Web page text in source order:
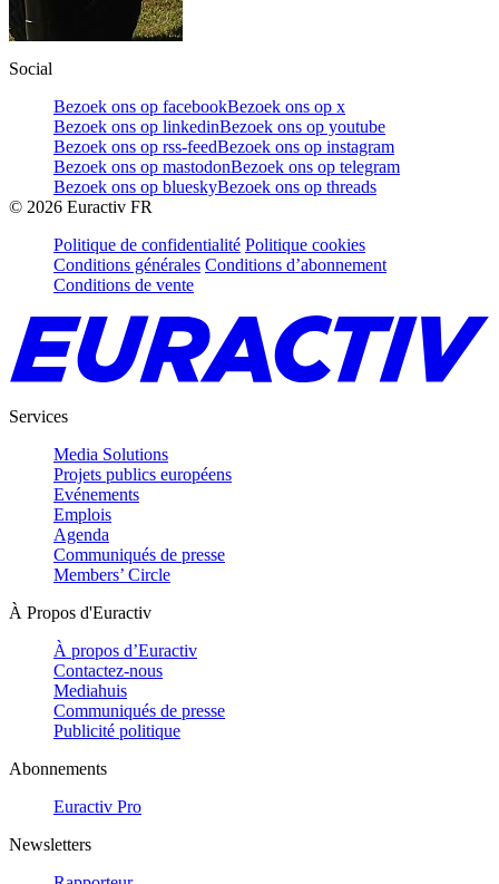
Social
Bezoek ons op facebookBezoek ons op x
Bezoek ons op linkedinBezoek ons op youtube
Bezoek ons op rss-feedBezoek ons op instagram
Bezoek ons op mastodonBezoek ons op telegram
Bezoek ons op blueskyBezoek ons op threads
© 2026 Euractiv FR
Politique de confidentialité Politique cookies
Conditions générales Conditions d’abonnement
Conditions de vente
Services
Media Solutions
Projets publics européens
Evénements
Emplois
Agenda
Communiqués de presse
Members’ Circle
À Propos d'Euractiv
À propos d’Euractiv
Contactez-nous
Mediahuis
Communiqués de presse
Publicité politique
Abonnements
Euractiv Pro
Newsletters